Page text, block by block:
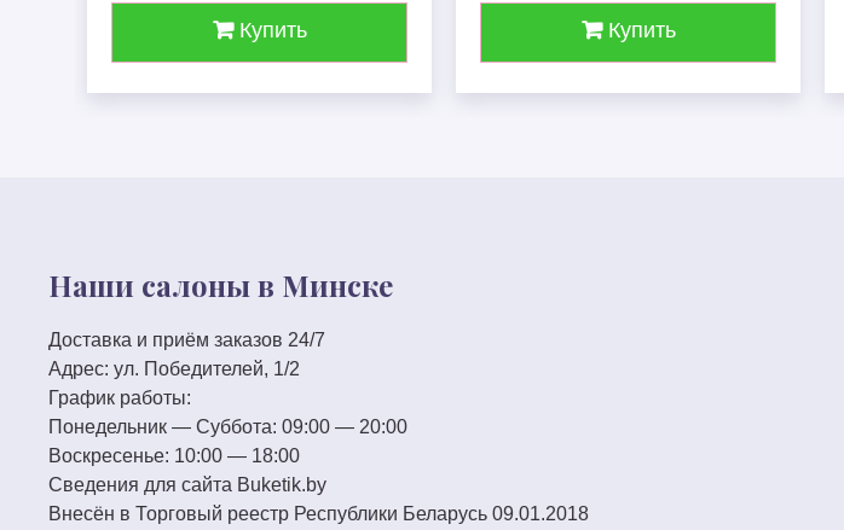
Купить Купить
Наши салоны в Минске
Доставка и приём заказов 24/7
Адрес: ул. Победителей, 1/2
График работы:
Понедельник — Суббота: 09:00 — 20:00
Воскресенье: 10:00 — 18:00
Сведения для сайта Buketik.by
Внесён в Торговый реестр Республики Беларусь 09.01.2018